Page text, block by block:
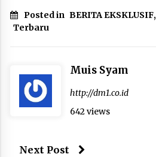
Posted in BERITA EKSKLUSIF,
Terbaru
Muis Syam
http://dm1.co.id
642 views
Next Post